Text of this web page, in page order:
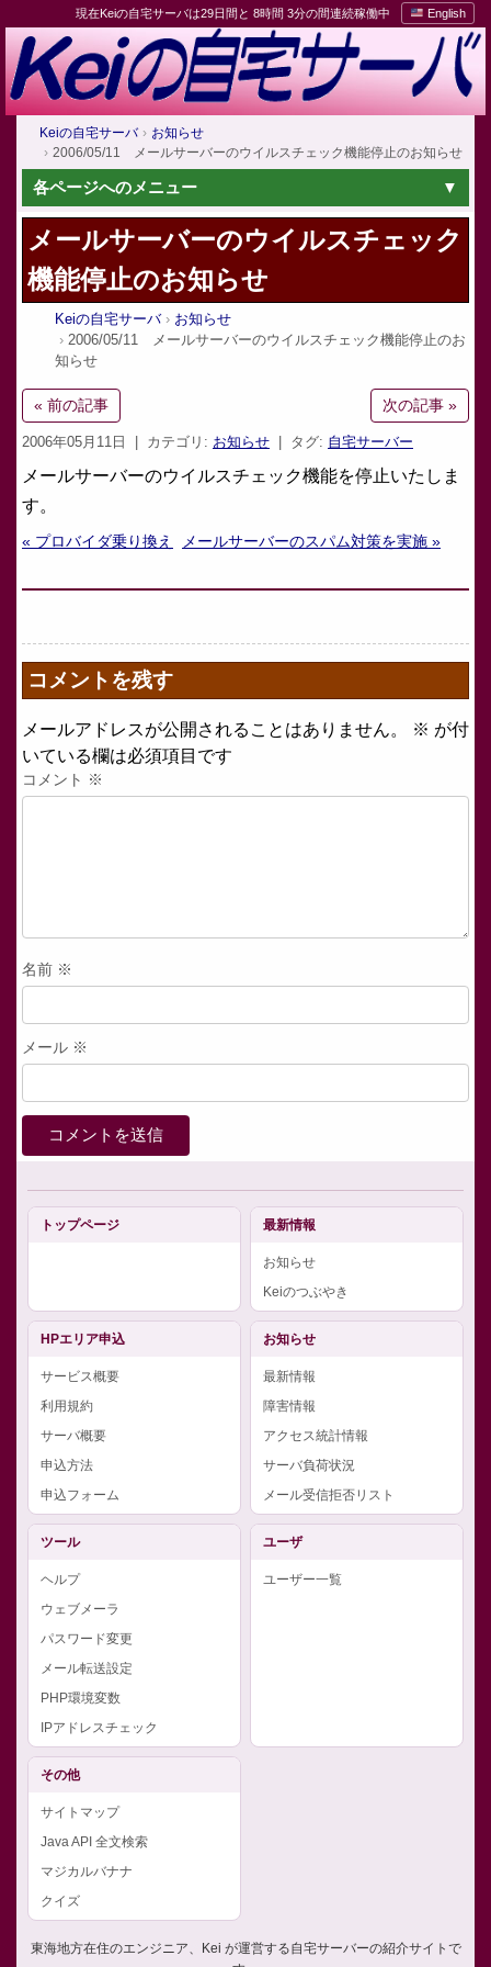
現在Keiの自宅サーバは29日間と 8時間 3分の間連続稼働中 English
Keiの自宅サーバ
お知らせ
2006/05/11 メールサーバーのウイルスチェック機能停止のお知らせ
各ページへのメニュー
メールサーバーのウイルスチェック
機能停止のお知らせ
Keiの自宅サーバ
お知らせ
2006/05/11 メールサーバーのウイルスチェック機能停止のお
知らせ
« 前の記事 次の記事 »
2006年05月11日 | カテゴリ: お知らせ | タグ: 自宅サーバー
メールサーバーのウイルスチェック機能を停止いたしま
す。
« プロバイダ乗り換え メールサーバーのスパム対策を実施 »
コメントを残す
メールアドレスが公開されることはありません。 ※ が付
いている欄は必須項目です
コメント ※
名前 ※
メール ※
トップページ 最新情報
お知らせ
Keiのつぶやき
HPエリア申込
サービス概要
利用規約
サーバ概要
申込方法
申込フォーム
お知らせ
最新情報
障害情報
アクセス統計情報
サーバ負荷状況
メール受信拒否リスト
ツール
ヘルプ
ウェブメーラ
パスワード変更
メール転送設定
PHP環境変数
IPアドレスチェック
ユーザ
ユーザー一覧
その他
サイトマップ
Java API 全文検索
マジカルバナナ
クイズ
東海地方在住のエンジニア、Kei が運営する自宅サーバーの紹介サイトで